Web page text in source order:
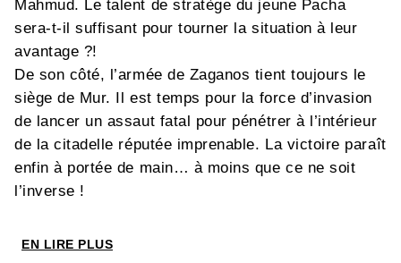
Mahmud. Le talent de stratège du jeune Pacha
sera-t-il suffisant pour tourner la situation à leur
avantage ?!
De son côté, l’armée de Zaganos tient toujours le
siège de Mur. Il est temps pour la force d’invasion
de lancer un assaut fatal pour pénétrer à l’intérieur
de la citadelle réputée imprenable. La victoire paraît
enfin à portée de main… à moins que ce ne soit
l’inverse !
EN LIRE PLUS